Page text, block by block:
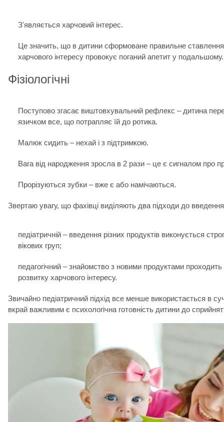
З'являється харчовий інтерес.
Це значить, що в дитини сформоване правильне ставлення
харчового інтересу провокує поганий апетит у подальшому.
Фізіологічні
Поступово згасає виштовхувальний рефлекс – дитина
язичком все, що потрапляє їй до ротика.
Малюк сидить – нехай і з підтримкою.
Вага від народження зросла в 2 рази – це є сигналом про
Прорізуються зубки – вже є або намічаються.
Звертаю увагу, що фахівці виділяють два підходи до
педіатричній – введення різних продуктів виконується
вікових груп;
педагогічний – знайомство з новими продуктами
розвитку харчового інтересу.
Звичайно педіатричний підхід все менше використається в
вкрай важливим є психологічна готовність дитини до